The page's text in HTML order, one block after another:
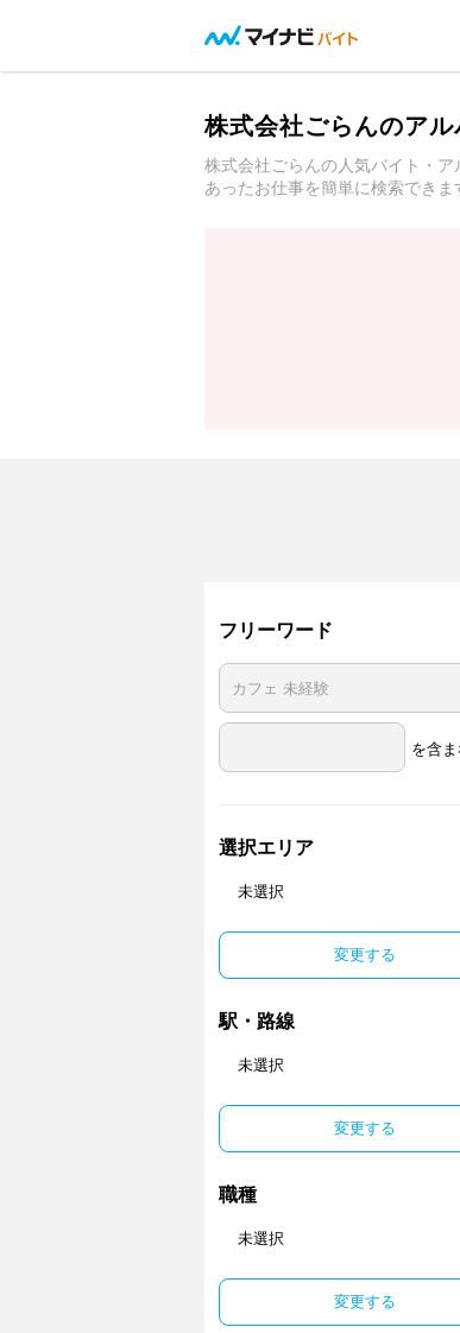
株式会社ごらんのア
株式会社ごらんの人気バイト・
あったお仕事を簡単に検索でき
フリーワード
を含
選択エリア
未選択
変更する
駅・路線
未選択
変更する
職種
未選択
変更する